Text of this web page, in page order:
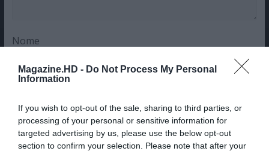
Magazine.HD - Do Not Process My Personal
Information
If you wish to opt-out of the sale, sharing to third parties, or
processing of your personal or sensitive information for
targeted advertising by us, please use the below opt-out
section to confirm your selection. Please note that after your
Nome